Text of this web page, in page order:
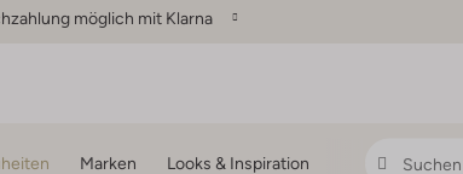
möglich mit Klarna
Marken Looks & Inspiration